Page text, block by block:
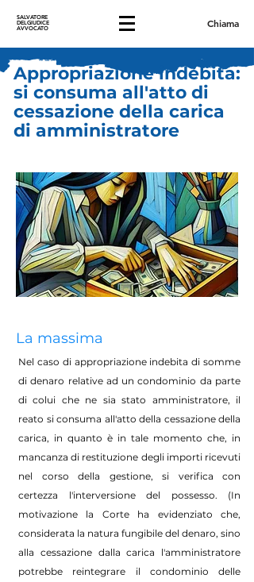
SALVATORE
DELGIUDICE
AVVOCATO Chiama
Appropriazione indebita:
si consuma all'atto di
cessazione della carica
di amministratore
La massima
Nel caso di appropriazione indebita di somme
di denaro relative ad un condominio da parte
di colui che ne sia stato amministratore, il
reato si consuma all'atto della cessazione della
carica, in quanto è in tale momento che, in
mancanza di restituzione degli importi ricevuti
nel corso della gestione, si verifica con
certezza l'interversione del possesso. (In
motivazione la Corte ha evidenziato che,
considerata la natura fungibile del denaro, sino
alla cessazione dalla carica l'amministratore
potrebbe reintegrare il condominio delle